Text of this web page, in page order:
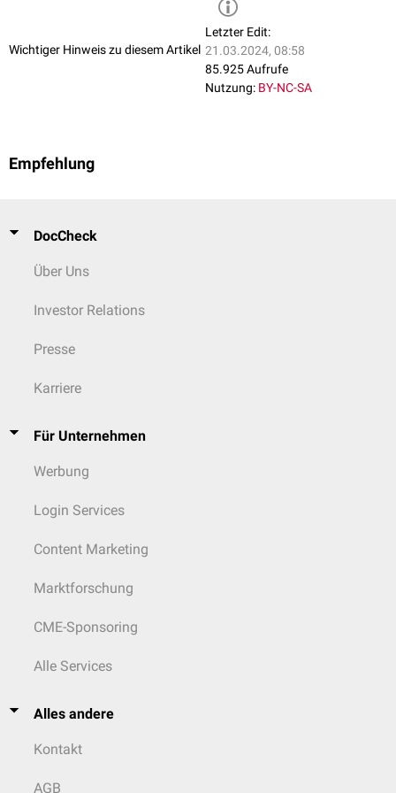
Wichtiger Hinweis zu diesem Artikel
Letzter Edit:
21.03.2024, 08:58
85.925 Aufrufe
Nutzung: BY-NC-SA
Empfehlung
DocCheck
Über Uns
Investor Relations
Presse
Karriere
Für Unternehmen
Werbung
Login Services
Content Marketing
Marktforschung
CME-Sponsoring
Alle Services
Alles andere
Kontakt
AGB